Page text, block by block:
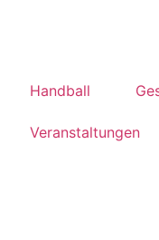
Handball
Veranstaltungen